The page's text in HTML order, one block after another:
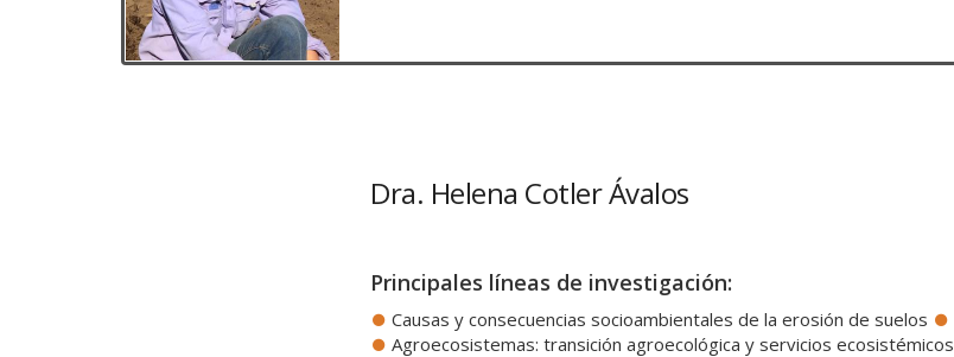
Dra. Helena Cotler Ávalos
Principales líneas de investigación:
Causas y consecuencias socioambientales de la erosión de suelos
Agroecosistemas: transición agroecológica y servicios ecosistémicos